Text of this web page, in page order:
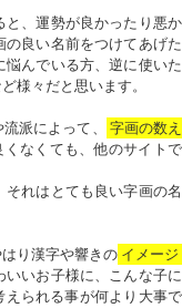
と、運勢が良かったり悪か
の良い名前をつけてあげた
んでいる方、逆に使いた
様々だと思います。
派によって、
字画の数え
なくても、他のサイトで
れはとても良い字画の名
り漢字や響きの イメージ
いお子様に、こんな子に
えられる事が何より大事で